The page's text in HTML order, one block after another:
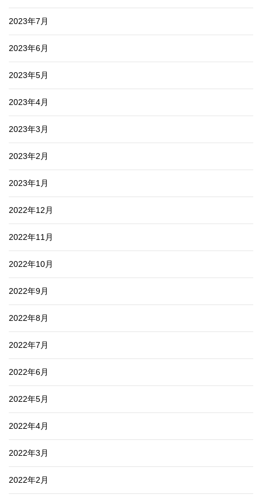
2023年7月
2023年6月
2023年5月
2023年4月
2023年3月
2023年2月
2023年1月
2022年12月
2022年11月
2022年10月
2022年9月
2022年8月
2022年7月
2022年6月
2022年5月
2022年4月
2022年3月
2022年2月